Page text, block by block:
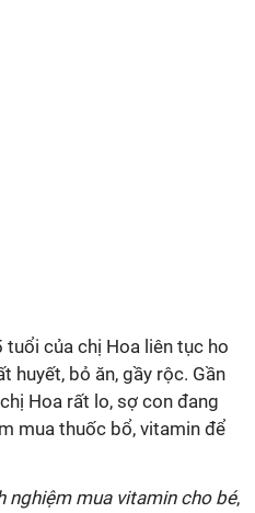
tuổi của chị Hoa liên tục ho
huyết, bỏ ăn, gầy rộc. Gần
Hoa rất lo, sợ con đang
mua thuốc bổ, vitamin để
nghiệm mua vitamin cho bé,